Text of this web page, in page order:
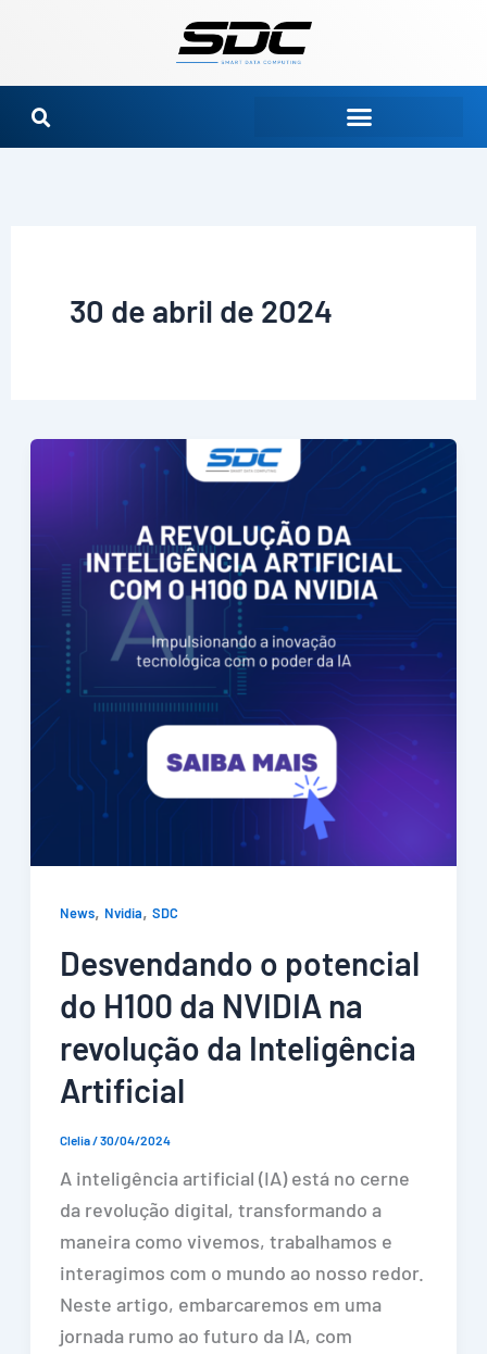
conteúdo
30 de abril de 2024
News, Nvidia, SDC
Desvendando o potencial
do H100 da NVIDIA na
revolução da Inteligência
Artificial
Clelia/30/04/2024
A inteligência artificial (IA) está no cerne
da revolução digital, transformando a
maneira como vivemos, trabalhamos e
interagimos com o mundo ao nosso redor.
Neste artigo, embarcaremos em uma
jornada rumo ao futuro da IA, com